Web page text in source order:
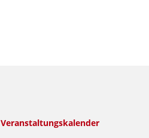
Veranstaltungskalender